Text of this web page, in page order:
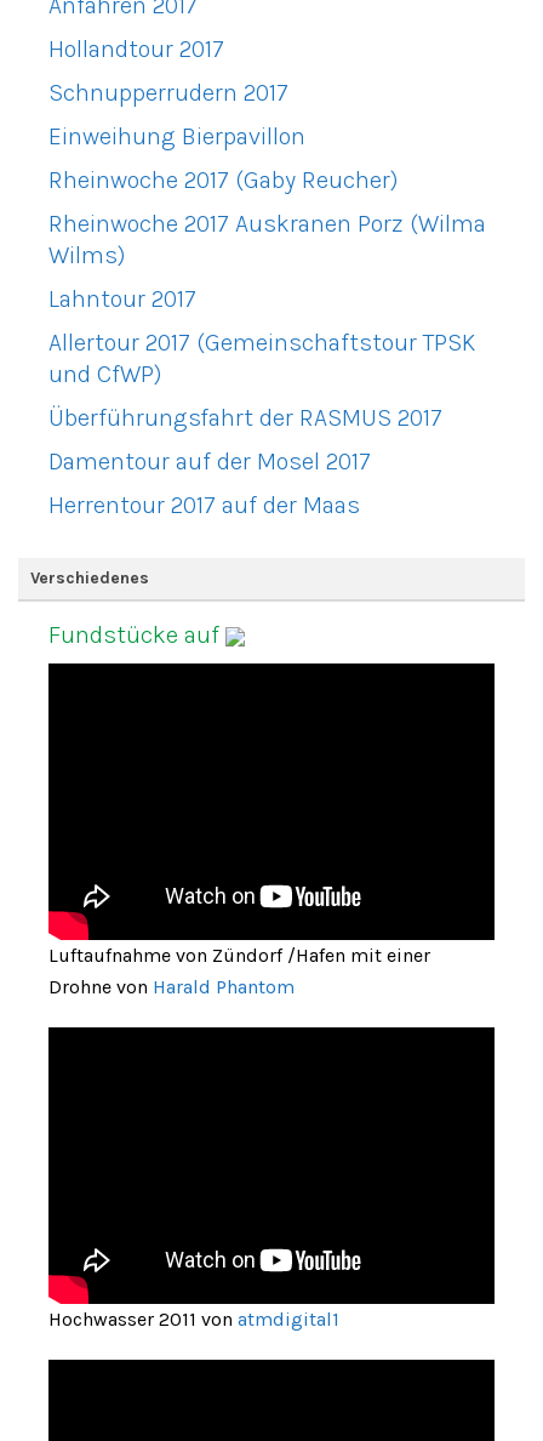
Hollandtour 2017
Schnupperrudern 2017
Einweihung Bierpavillon
Rheinwoche 2017 (Gaby Reucher)
Rheinwoche 2017 Auskranen Porz (Wilma
Wilms)
Lahntour 2017
Allertour 2017 (Gemeinschaftstour TPSK
und CfWP)
Überführungsfahrt der RASMUS 2017
Damentour auf der Mosel 2017
Herrentour 2017 auf der Maas
Verschiedenes
Fundstücke auf
Luftaufnahme von Zündorf /Hafen mit einer
Drohne von Harald Phantom
Hochwasser 2011 von atmdigital1